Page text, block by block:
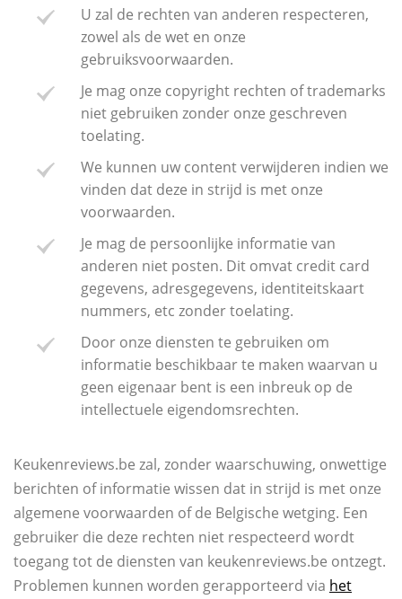
U zal de rechten van anderen respecteren,
zowel als de wet en onze
gebruiksvoorwaarden.
Je mag onze copyright rechten of trademarks
niet gebruiken zonder onze geschreven
toelating.
We kunnen uw content verwijderen indien we
vinden dat deze in strijd is met onze
voorwaarden.
Je mag de persoonlijke informatie van
anderen niet posten. Dit omvat credit card
gegevens, adresgegevens, identiteitskaart
nummers, etc zonder toelating.
Door onze diensten te gebruiken om
informatie beschikbaar te maken waarvan u
geen eigenaar bent is een inbreuk op de
intellectuele eigendomsrechten.
Keukenreviews.be zal, zonder waarschuwing, onwettige
berichten of informatie wissen dat in strijd is met onze
algemene voorwaarden of de Belgische wetging. Een
gebruiker die deze rechten niet respecteerd wordt
toegang tot de diensten van keukenreviews.be ontzegt.
Problemen kunnen worden gerapporteerd via het